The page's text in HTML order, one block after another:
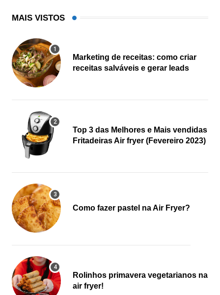
MAIS VISTOS
Marketing de receitas: como criar
receitas salváveis e gerar leads
Top 3 das Melhores e Mais vendidas
Fritadeiras Air fryer (Fevereiro 2023)
Como fazer pastel na Air Fryer?
Rolinhos primavera vegetarianos na
air fryer!